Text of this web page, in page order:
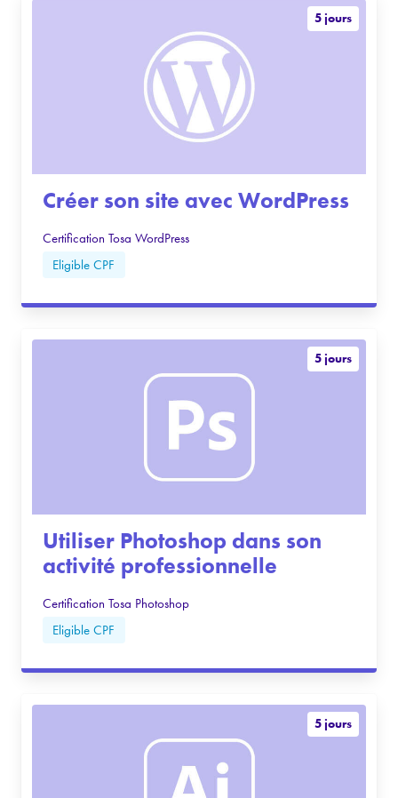
5 jours
Créer son site avec WordPress
Certification Tosa WordPress
Eligible CPF
5 jours
Utiliser Photoshop dans son
activité professionnelle
Certification Tosa Photoshop
Eligible CPF
5 jours